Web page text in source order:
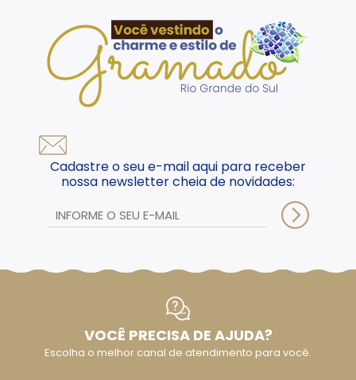
Cadastre o seu e-mail aqui para receber
nossa newsletter cheia de novidades:
VOCÊ PRECISA DE AJUDA?
Escolha o melhor canal de atendimento para você.